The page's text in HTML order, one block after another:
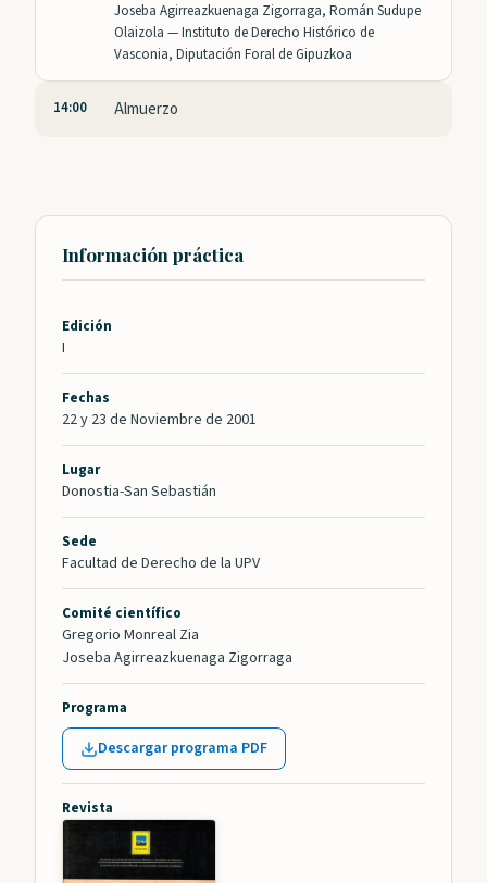
Joseba Agirreazkuenaga Zigorraga, Román Sudupe
Olaizola —Instituto de Derecho Histórico de
Vasconia, Diputación Foral de Gipuzkoa
14:00 Almuerzo
Información práctica
Edición
I
Fechas
22 y 23 de Noviembre de 2001
Lugar
Donostia-San Sebastián
Sede
Facultad de Derecho de la UPV
Comité científico
Gregorio Monreal Zia
Joseba Agirreazkuenaga Zigorraga
Programa
Descargar programa PDF
Revista